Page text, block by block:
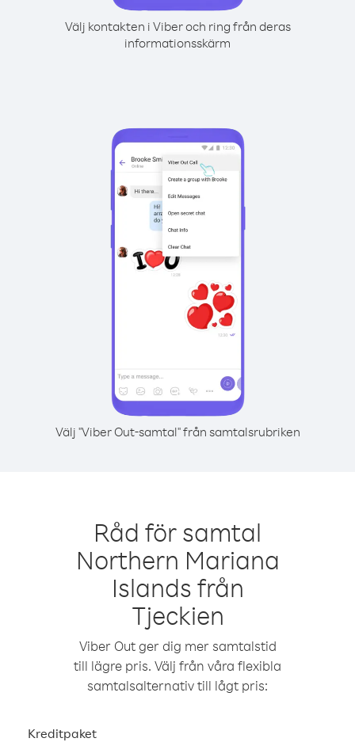
Välj kontakten i Viber och ring från deras
informationsskärm
Välj "Viber Out-samtal" från samtalsrubriken
Råd för samtal
Northern Mariana
Islands från
Tjeckien
Viber Out ger dig mer samtalstid
till lägre pris. Välj från våra flexibla
samtalsalternativ till lågt pris:
Kreditpaket